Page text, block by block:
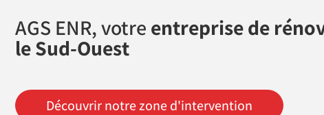
AGS ENR, votre entreprise de
le Sud-Ouest
Découvrir notre zone d'intervention